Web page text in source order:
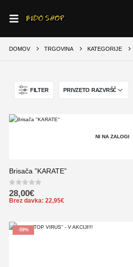
DOMOV TRGOVINA KATEGORIJE
FILTER
NI NA ZALOGI
Brisača ”KARATE”
0out of 5
28,00€
Brez davka: 22,95€
-59%